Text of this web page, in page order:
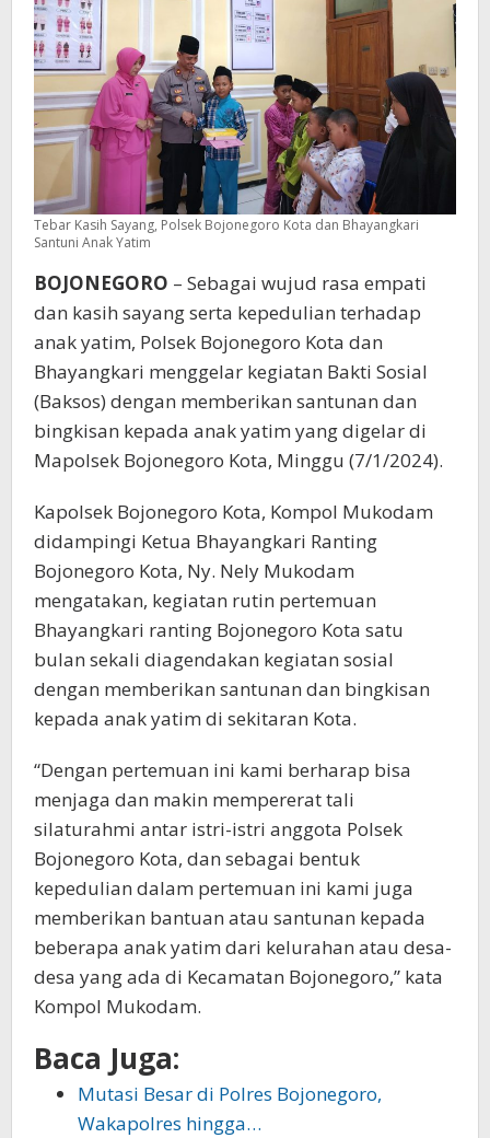
Tebar Kasih Sayang, Polsek Bojonegoro Kota dan Bhayangkari
Santuni Anak Yatim
BOJONEGORO – Sebagai wujud rasa empati
dan kasih sayang serta kepedulian terhadap
anak yatim, Polsek Bojonegoro Kota dan
Bhayangkari menggelar kegiatan Bakti Sosial
(Baksos) dengan memberikan santunan dan
bingkisan kepada anak yatim yang digelar di
Mapolsek Bojonegoro Kota, Minggu (7/1/2024).
Kapolsek Bojonegoro Kota, Kompol Mukodam
didampingi Ketua Bhayangkari Ranting
Bojonegoro Kota, Ny. Nely Mukodam
mengatakan, kegiatan rutin pertemuan
Bhayangkari ranting Bojonegoro Kota satu
bulan sekali diagendakan kegiatan sosial
dengan memberikan santunan dan bingkisan
kepada anak yatim di sekitaran Kota.
“Dengan pertemuan ini kami berharap bisa
menjaga dan makin mempererat tali
silaturahmi antar istri-istri anggota Polsek
Bojonegoro Kota, dan sebagai bentuk
kepedulian dalam pertemuan ini kami juga
memberikan bantuan atau santunan kepada
beberapa anak yatim dari kelurahan atau desa-
desa yang ada di Kecamatan Bojonegoro,” kata
Kompol Mukodam.
Baca Juga:
Mutasi Besar di Polres Bojonegoro,
Wakapolres hingga…